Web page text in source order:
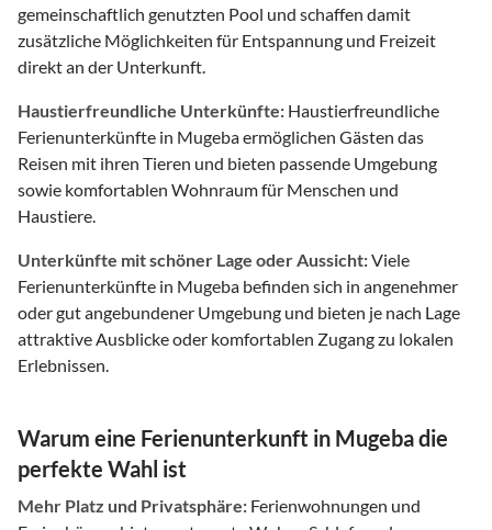
gemeinschaftlich genutzten Pool und schaffen damit
zusätzliche Möglichkeiten für Entspannung und Freizeit
direkt an der Unterkunft.
Haustierfreundliche Unterkünfte: Haustierfreundliche
Ferienunterkünfte in Mugeba ermöglichen Gästen das
Reisen mit ihren Tieren und bieten passende Umgebung
sowie komfortablen Wohnraum für Menschen und
Haustiere.
Unterkünfte mit schöner Lage oder Aussicht:Viele
Ferienunterkünfte in Mugeba befinden sich in angenehmer
oder gut angebundener Umgebung und bieten je nach Lage
attraktive Ausblicke oder komfortablen Zugang zu lokalen
Erlebnissen.
Warum eine Ferienunterkunft in Mugeba die
perfekte Wahl ist
Mehr Platz und Privatsphäre: Ferienwohnungen und